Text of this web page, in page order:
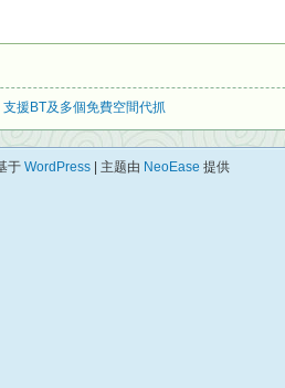
援BT及多個免費空間代抓
于 WordPress | 主题由 NeoEase 提供